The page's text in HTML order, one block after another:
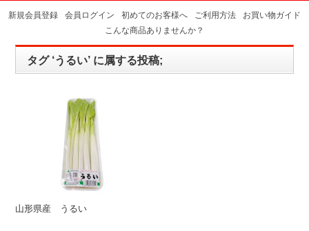
新規会員登録 会員ログイン 初めてのお客様へ ご利用方法
お買い物ガイド
こんな商品ありませんか？
タグ ‘うるい’ に属する投稿;
山形県産 うるい